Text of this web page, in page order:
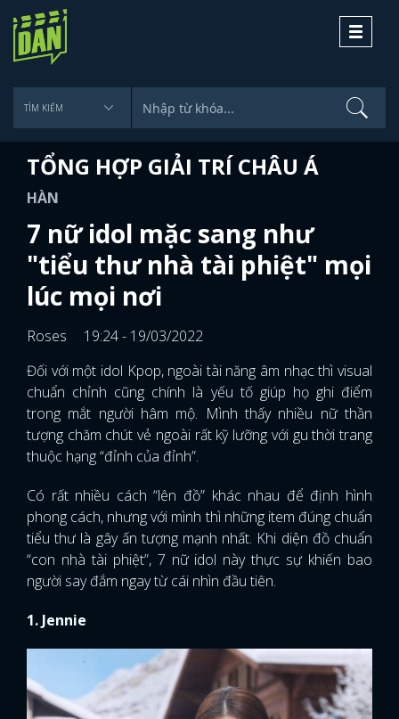
Toggle
TỔNG HỢP GIẢI TRÍ CHÂU Á
HÀN
7 nữ idol mặc sang như
"tiểu thư nhà tài phiệt" mọi
lúc mọi nơi
Roses
19:24 - 19/03/2022
Đối với một idol Kpop, ngoài tài năng âm nhạc thì visual
chuẩn chỉnh cũng chính là yếu tố giúp họ ghi điểm
trong mắt người hâm mộ. Mình thấy nhiều nữ thần
tượng chăm chút vẻ ngoài rất kỹ lưỡng với gu thời trang
thuộc hạng “đỉnh của đỉnh”.
Có rất nhiều cách “lên đồ” khác nhau để định hình
phong cách, nhưng với mình thì những item đúng chuẩn
tiểu thư là gây ấn tượng mạnh nhất. Khi diện đồ chuẩn
“con nhà tài phiệt”, 7 nữ idol này thực sự khiến bao
người say đắm ngay từ cái nhìn đầu tiên.
1. Jennie